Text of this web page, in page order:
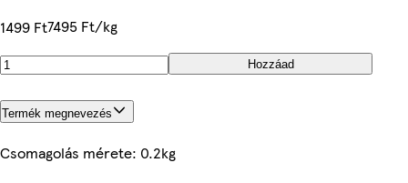
1499 Ft7495 Ft/kg
Hozzáad
Termék megnevezés
Csomagolás mérete: 0.2kg